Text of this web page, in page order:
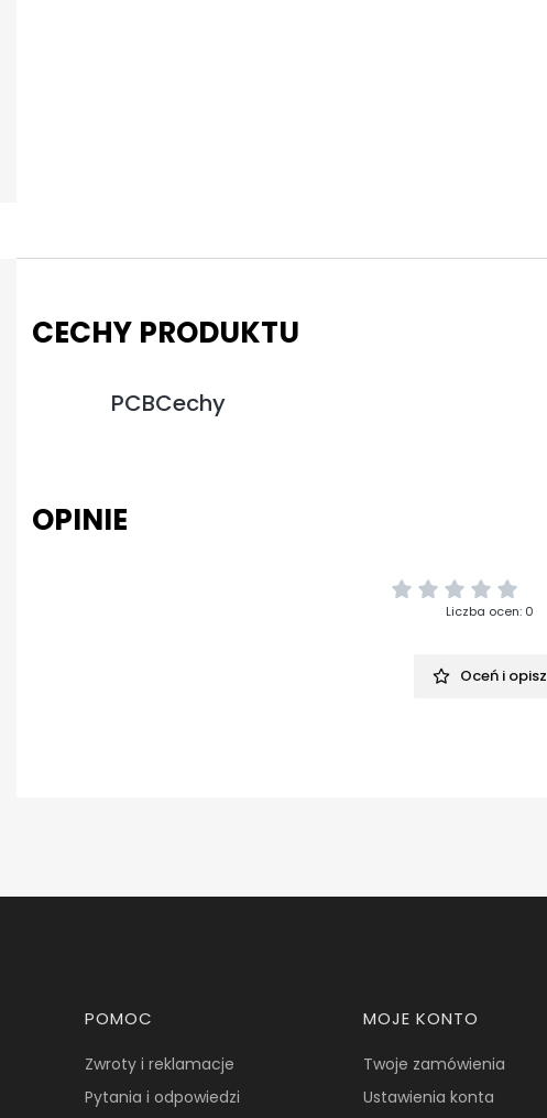
CECHY PRODUKTU
PCBCechy
OPINIE
Liczba ocen: 0
Oceń i opisz
Linki w stopce
POMOC
Zwroty i reklamacje
Pytania i odpowiedzi
MOJE KONTO
Twoje zamówienia
Ustawienia konta